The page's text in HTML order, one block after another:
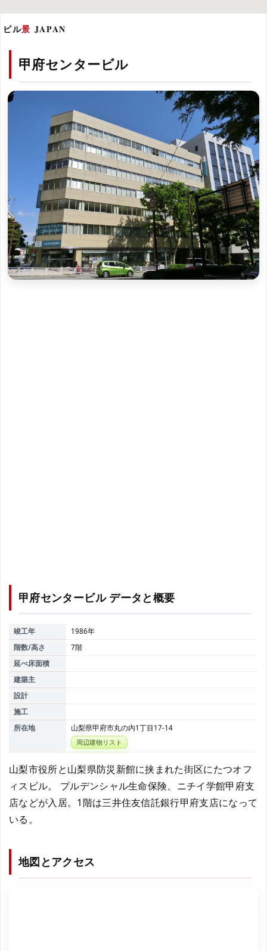
ビル景 JAPAN
甲府センタービル
甲府センタービルデータと概要
竣工年
1986年
階数/高さ
7階
延べ床面積
建築主
設計
施工
所在地
山梨県甲府市丸の内1丁目17-14
周辺建物リスト
山梨市役所と山梨県防災新館に挟まれた街区にたつオフ
ィスビル。 プルデンシャル生命保険、ニチイ学館甲府支
店などが入居。1階は三井住友信託銀行甲府支店になって
いる。
地図とアクセス